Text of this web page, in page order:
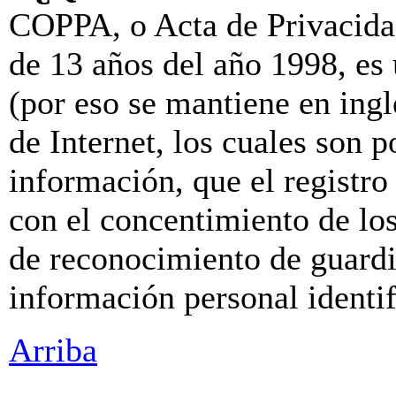
COPPA, o Acta de
de 13 años del año 1998,
(por eso se mantiene en
de Internet, los cuales son
información, que el
con el concentimiento de
de reconocimiento de
información personal
Arriba